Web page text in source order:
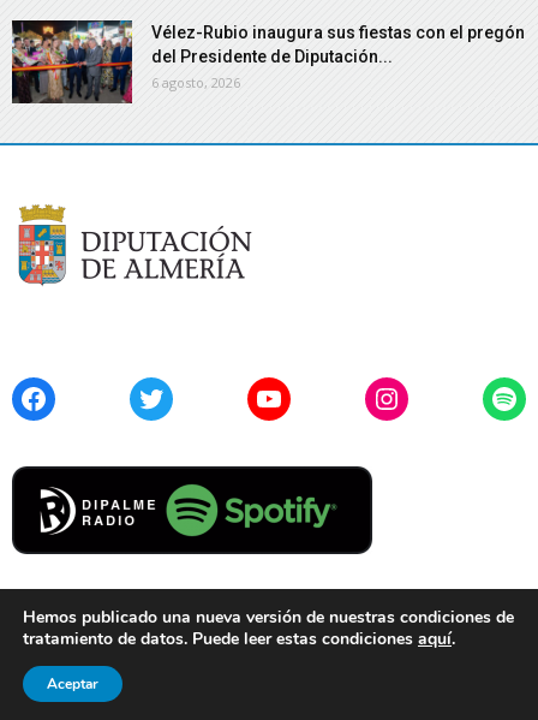
Vélez-Rubio inaugura sus fiestas con el pregón
del Presidente de Diputación...
6 agosto, 2026
FacebookTwitter YouTubeInstagram
Cookies
© 2021 Diputación de Almería. Todos los derechos reservados.
Hemos publicado una nueva versión de nuestras condiciones de
tratamiento de datos. Puede leer estas condiciones aquí.
Aceptar